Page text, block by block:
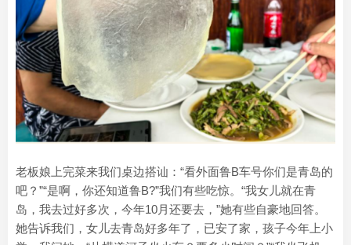
老板娘上完菜来我们桌边搭讪：“看外面鲁B车号你们是青岛的
吧？”“是啊，你还知道鲁B?”我们有些吃惊。“我女儿就在青
岛，我去过好多次，今年10月还要去，”她有些自豪地回答。
她告诉我们，女儿去青岛好多年了，已安了家，孩子今年上小